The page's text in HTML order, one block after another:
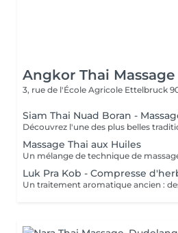
Angkor Thai Massage
3, rue de l'École Agricole Ettelbruck
Siam Thai Nuad Boran -
Massage Thai aux Huiles
Luk Pra Kob - Compresse